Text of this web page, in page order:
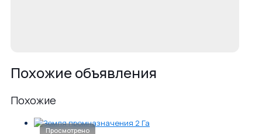
Похожие объявления
Похожие